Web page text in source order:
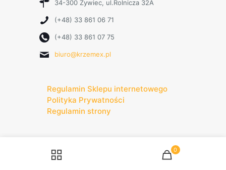
34-300 Żywiec, ul.Rolnicza 32A
(+48) 33 861 06 71
(+48) 33 861 07 75
biuro@krzemex.pl
Regulamin Sklepu internetowego
Polityka Prywatności
Regulamin strony
0